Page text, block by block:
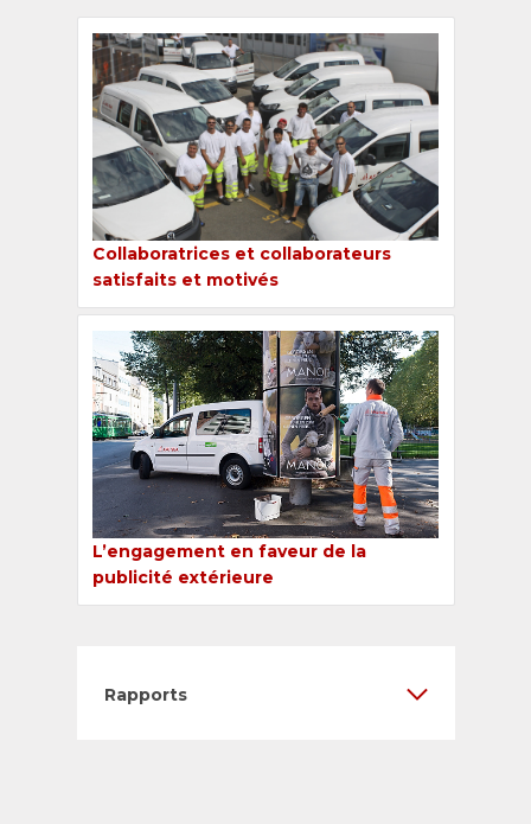
Collaboratrices et collaborateurs
satisfaits et motivés
L’engagement en faveur de la
publicité extérieure
Rapports